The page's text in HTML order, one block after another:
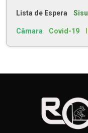
Lista de Espera Sisu
Câmara Covid-19